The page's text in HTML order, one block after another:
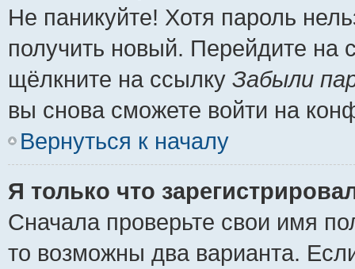
Не паникуйте! Хотя пароль
получить новый. Перейдите на
щёлкните на ссылку Забыли
вы снова сможете войти на
Вернуться к началу
Я только что
Сначала проверьте свои имя
то возможны два варианта.